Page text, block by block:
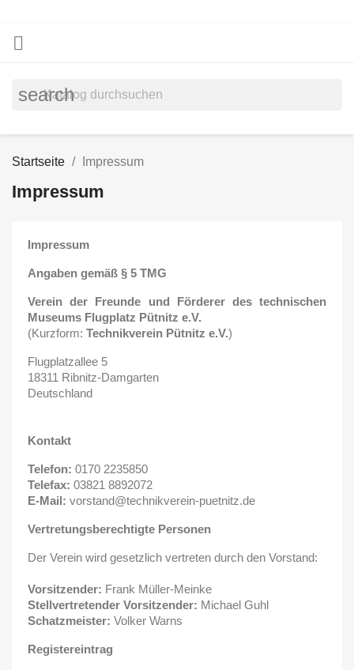

search
Startseite Impressum
Impressum
Impressum
Angaben gemäß § 5 TMG
Verein der Freunde und Förderer des technischen
Museums Flugplatz Pütnitz e.V.
(Kurzform: Technikverein Pütnitz e.V.)
Flugplatzallee 5
18311 Ribnitz-Damgarten
Deutschland
Kontakt
Telefon: 0170 2235850
Telefax: 03821 8892072
E-Mail: vorstand@technikverein-puetnitz.de
Vertretungsberechtigte Personen
Der Verein wird gesetzlich vertreten durch den Vorstand:
Vorsitzender: Frank Müller-Meinke
Stellvertretender Vorsitzender: Michael Guhl
Schatzmeister: Volker Warns
Registereintrag